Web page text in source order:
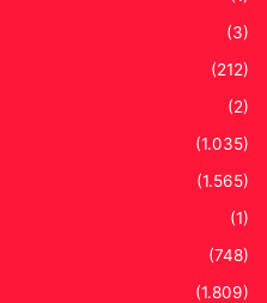
(3)
(212)
(2)
(1.035)
(1.565)
(1)
(748)
(1.809)